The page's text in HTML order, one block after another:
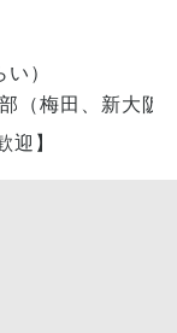
）
（梅田、新大阪
】